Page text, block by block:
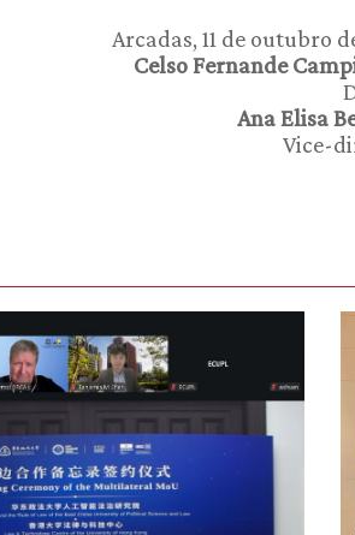
Arcadas, 11 de outubro
Celso Fernande
Ana Elisa
Vice-